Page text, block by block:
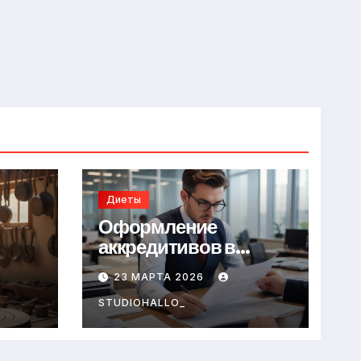
Диеты
Оформление
аккредитивов в
международной
торговле
23 МАРТА 2026
STUDIOHALLO_